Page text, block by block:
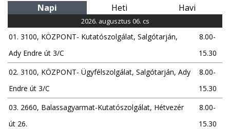
Napi Heti Havi
2026. augusztus 06. cs
01. 3100, KÖZPONT- Kutatószolgálat, Salgótarján,
Ady Endre út 3/C
8.00-
15.30
02. 3100, KÖZPONT- Ügyfélszolgálat, Salgótarján, Ady
Endre út 3/C
8.00-
15.30
03. 2660, Balassagyarmat-Kutatószolgálat, Hétvezér
út 26.
8.00-
15.30